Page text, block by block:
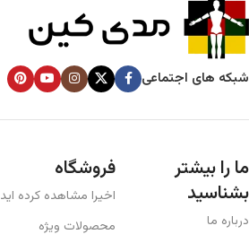
شبکه های اجتماعی
ما را بیشتر
بشناسید
درباره ما
فروشگاه
اخیرا مشاهده کرده اید
محصولات ویژه